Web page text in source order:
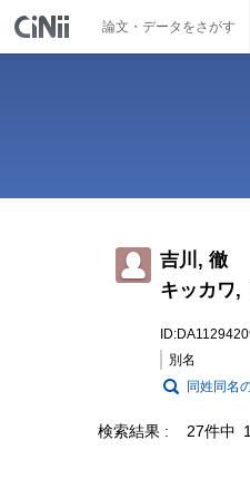
論文・データをさがす
吉川, 徹
キッカワ,
別名
同姓同名
検索結果 27件中